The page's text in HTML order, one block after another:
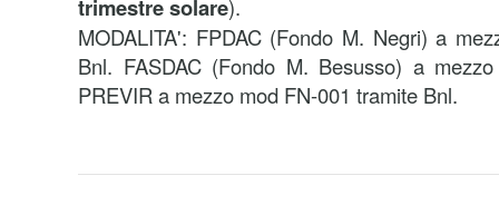
trimestre solare).
MODALITA': FPDAC (Fondo M. Negri) a
Bnl. FASDAC (Fondo M. Besusso) a
PREVIR a mezzo mod FN-001 tramite Bnl.